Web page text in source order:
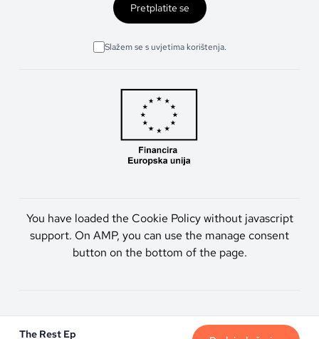
The Rest Ep
Pretplatite se
Slažem se s uvjetima korištenja.
You have loaded the Cookie Policy without javascript
support. On AMP, you can use the manage consent
button on the bottom of the page.
Artmen d.o.o. © 2026. Sva prava pridržana.